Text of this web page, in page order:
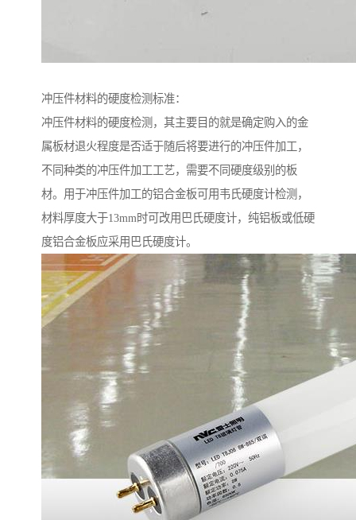
冲压件材料的硬度检测标准：
冲压件材料的硬度检测，其主要目的就是确定购入的金
属板材退火程度是否适于随后将要进行的冲压件加工，
不同种类的冲压件加工工艺，需要不同硬度级别的板
材。用于冲压件加工的铝合金板可用韦氏硬度计检测，
材料厚度大于13mm时可改用巴氏硬度计，纯铝板或低硬
度铝合金板应采用巴氏硬度计。